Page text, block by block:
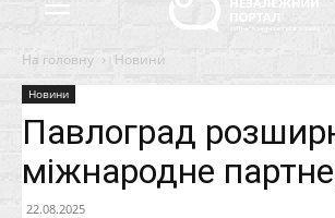
На головну Новини
Новини
Павлоград
міжнародне
22.08.2025